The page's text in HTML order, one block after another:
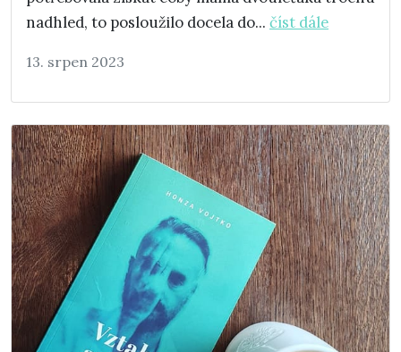
nadhled, to posloužilo docela do... číst dále
13. srpen 2023